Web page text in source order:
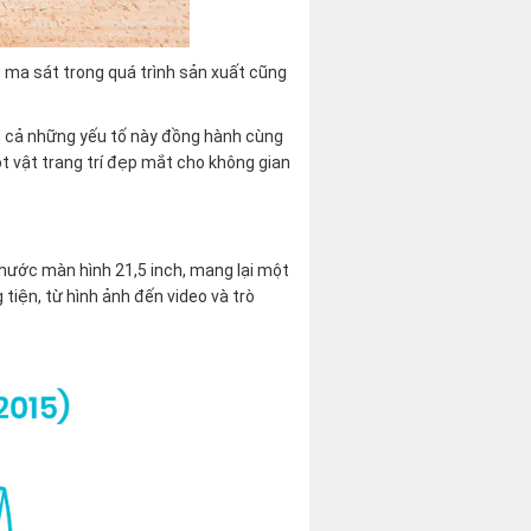
sát trong quá trình sản xuất cũng
những yếu tố này đồng hành cùng
vật trang trí đẹp mắt cho không gian
màn hình 21,5 inch, mang lại một
từ hình ảnh đến video và trò